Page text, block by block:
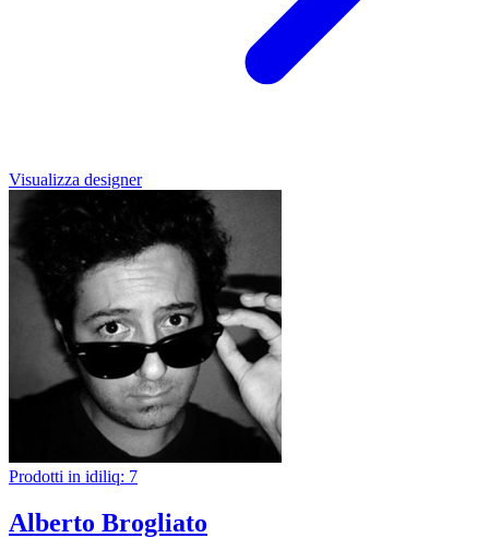
Visualizza designer
Prodotti in idiliq: 7
Alberto Brogliato